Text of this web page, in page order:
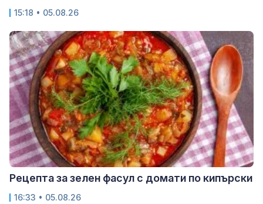
15:18 • 05.08.26
Рецепта за зелен фасул с домати по кипърски
16:33 • 05.08.26